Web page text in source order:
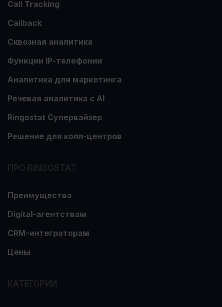
Call Tracking
Callback
Сквозная аналитика
Функции ІР-телефонии
Аналитика для маркетинга
Речевая аналитика с АІ
Ringostat Супервайзер
Решение для колл-центров
ПРО RINGOSTAT
Преимущества
Digital-агентствам
CRM-интеграторам
Цены
КАТЕГОРИИ